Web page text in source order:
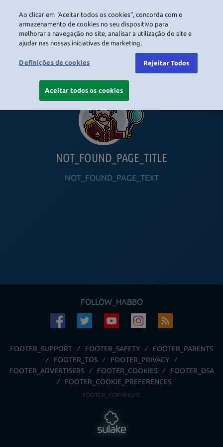
NOT_FOUND_PAGE_TITLE
NOT_FOUND_PAGE_TEXT
FOLLOW_HABBO
FOOTER_SUPPORT FOOTER_SAFETY
FOOTER_PARENTS
FOOTER_TOS
FOOTER_PRIVACY
FOOTER_ADVERTISERS
FOOTER_COOKIES
FOOTER_DSA
FOOTER_COOKIE_PREFERENCES
FOOTER_COPYRIGHT
Ao clicar em "Aceitar todos os cookies", concorda com o
armazenamento de cookies no seu dispositivo para
melhorar a navegação no site, analisar a utilização do site e
ajudar nas nossas iniciativas de marketing.
Definições de cookies Rejeitar Todos
Aceitar todos os cookies